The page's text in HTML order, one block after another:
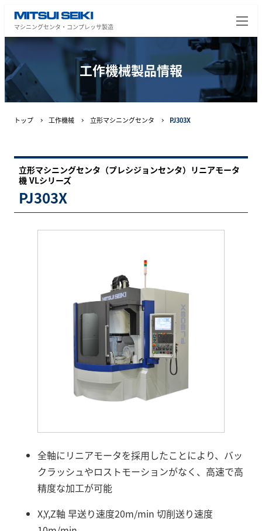
マシニングセンタ・コンプレッサ製造
工作機械製品情報
トップ 工作機械 立形マシニングセンタ PJ303X
立形マシニングセンタ（プレシジョンセンタ）リニアモータ
機 VLシリーズ
PJ303X
全軸にリニアモータを採用したことにより、バッ
クラッシュやロストモーションがなく、高速で高
精度な加工が可能
X,Y,Z軸 早送り速度20m/min 切削送り速度